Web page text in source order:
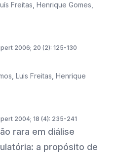
Freitas Henrique Gomes
2006; 20 (2): 125-130
Luis Freitas Henrique
2004; 18 (4): 235-241
rara em diálise
a propósito de